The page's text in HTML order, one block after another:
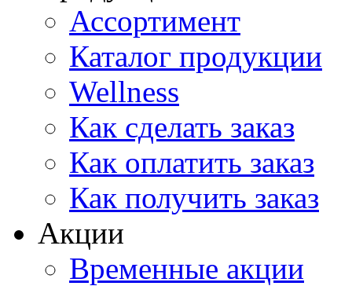
Ассортимент
Каталог продукции
Wellness
Как сделать заказ
Как оплатить заказ
Как получить заказ
Акции
Временные акции